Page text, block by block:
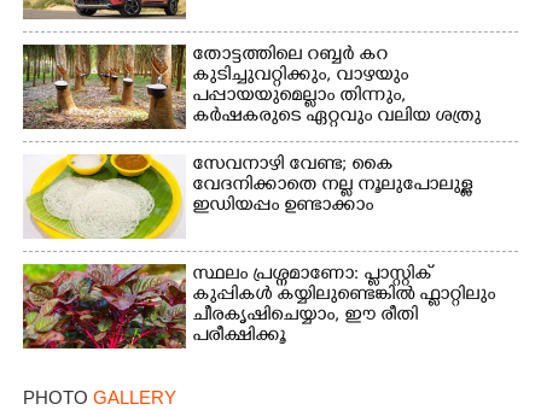
തോട്ടത്തിലെ റബ്ബർ കറ
കുടിച്ചുവറ്റിക്കും, വാഴയും
പപ്പായയുമെല്ലാം തിന്നും,
കർഷകരുടെ ഏറ്റവും വലിയ ശത്രു
സേവനാഴി വേണ്ട; കൈ
വേദനിക്കാതെ നല്ല നൂലുപോലുള്ള
ഇഡിയപ്പം ഉണ്ടാക്കാം
സ്ഥലം പ്രശ്നമാണോ: പ്ലാസ്റ്റിക്
കുപ്പികൾ കയ്യിലുണ്ടെങ്കിൽ ഫ്ലാറ്റിലും
ചീരകൃഷിചെയ്യാം, ഈ രീതി
പരീക്ഷിക്കൂ
PHOTO GALLERY